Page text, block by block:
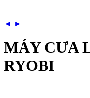
◄ ►
MÁY CƯA
RYOBI